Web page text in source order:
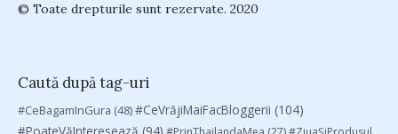
© Toate drepturile sunt rezervate. 2020
Caută după tag-uri
#CeBagamInGura (48)#CeVrăjiMaiFacBloggerii (104)